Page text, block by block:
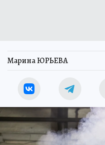
Марина ЮРЬЕВА